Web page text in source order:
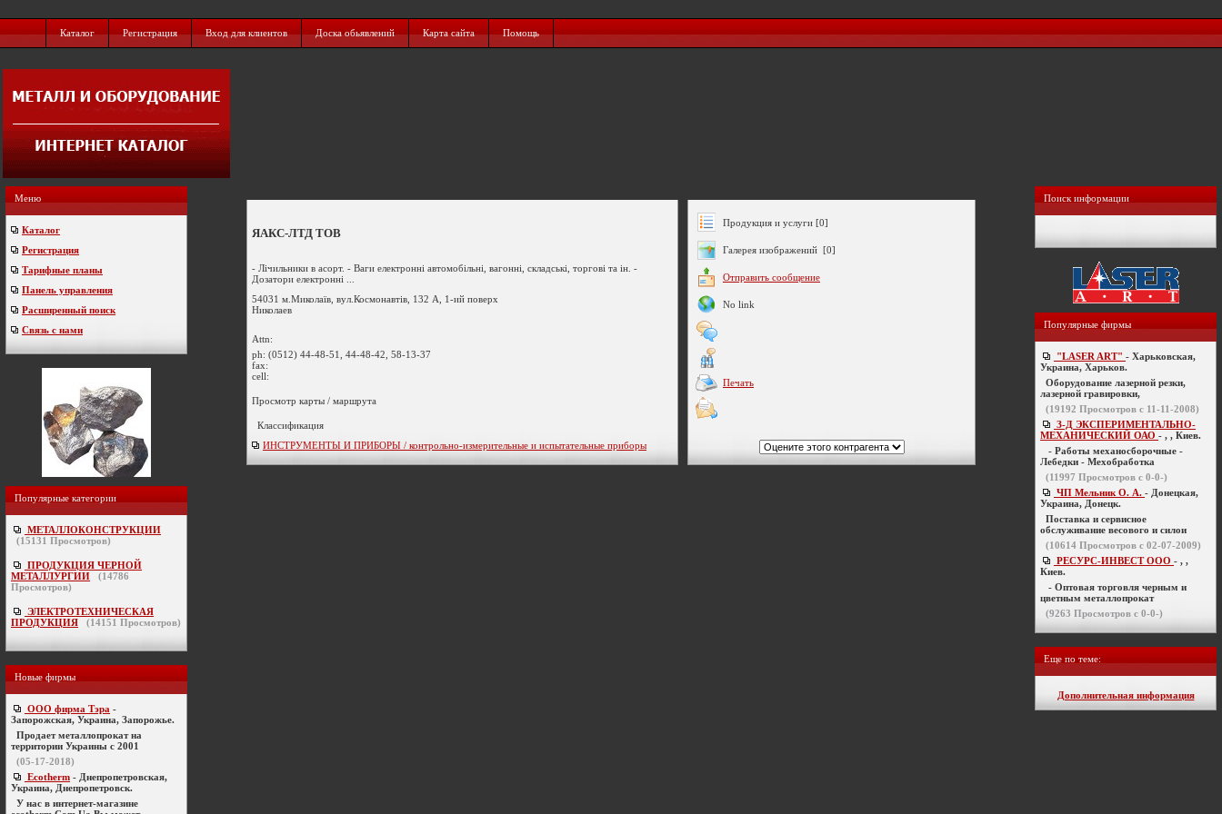
Каталог Регистрация Вход для клиентов Доска обьявлений Карта сайта Помощь
Меню
Каталог
Регистрация
Тарифные планы
Панель управления
Расширенный поиск
Связь с нами
Популярные категории
МЕТАЛЛОКОНСТРУКЦИИ
(15131 Просмотров)
ПРОДУКЦИЯ ЧЕРНОЙ
МЕТАЛЛУРГИИ
(14786
Просмотров)
ЭЛЕКТРОТЕХНИЧЕСКАЯ
ПРОДУКЦИЯ
(14151 Просмотров)
Новые фирмы
ООО фирма Тэра -
Запорожская, Украина, Запорожье.
Продает металлопрокат на
территории Украины с 2001
(05-17-2018)
Ecotherm - Днепропетровская,
Украина, Днепропетровск.
У нас в интернет-магазине
ЯАКС-ЛТД ТОВ
- Лічильники в асорт. - Ваги електронні автомобільні, вагонні, складські, торгові та ін. -
Дозатори електронні ...
54031 м.Миколаїв, вул.Космонавтів, 132 А, 1-ий поверх
Николаев
Attn:
ph: (0512) 44-48-51, 44-48-42, 58-13-37
fax:
cell:
Просмотр карты / маршрута
Классификация
ИНСТРУМЕНТЫ И ПРИБОРЫ / контрольно-измерительные и испытательные приборы
Продукция и услуги [0]
Галерея изображений [0]
Отправить сообщение
No link
Печать
Поиск информации
Популярные фирмы
"LASER ART" - Харьковская,
Украина, Харьков.
Оборудование лазерной резки,
лазерной гравировки,
(19192 Просмотров с 11-11-2008)
З-Д ЭКСПЕРИМЕНТАЛЬНО-
МЕХАНИЧЕСКИЙ ОАО - , , Киев.
- Работы механосборочные -
Лебедки - Мехобработка
(11997 Просмотров с 0-0-)
ЧП Мельник О. А. - Донецкая,
Украина, Донецк.
Поставка и сервисное
обслуживание весового и силои
(10614 Просмотров с 02-07-2009)
РЕСУРС-ИНВЕСТ ООО - , ,
Киев.
- Оптовая торговля черным и
цветным металлопрокат
(9263 Просмотров с 0-0-)
Еще по теме:
Дополнительная информация